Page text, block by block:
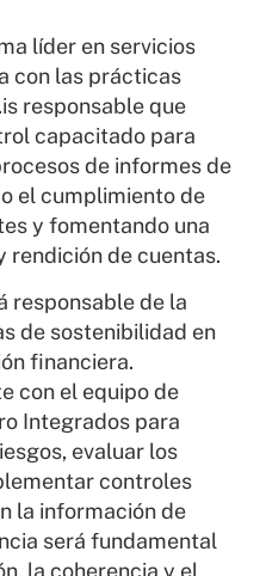
líder en servicios
con las prácticas
responsable que
capacitado para
de informes de
el cumplimiento de
y fomentando una
rendición de cuentas.
responsable de la
de sostenibilidad en
financiera.
con el equipo de
Integrados para
evaluar los
controles
la información de
será fundamental